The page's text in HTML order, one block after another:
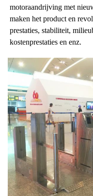
motoraandrijving met
maken het product en
prestaties, stabiliteit,
kostenprestaties en enz.